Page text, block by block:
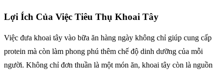
Lợi Ích Của Việc Tiêu Thụ Khoai Tây
Việc đưa khoai tây vào bữa ăn hàng ngày không chỉ giúp cung cấp
protein mà còn làm phong phú thêm chế độ dinh dưỡng của mỗi
người. Không chỉ đơn thuần là một món ăn, khoai tây còn là nguồn